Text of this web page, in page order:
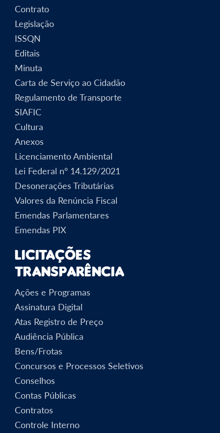
Contrato
Legislação
ISSQN
Editais
Minuta
Carta de Serviço ao Cidadão
Regulamento de Transporte
SIAFIC
Cultura
Anexos
Licenciamento Ambiental
Lei Federal nº 14.129/2021
Desonerações Tributárias
Valores da Renúncia Fiscal
Emendas Parlamentares
Emendas PIX
Licitações
Transparência
Ações e Programas
Assinatura Digital
Atas Registro de Preço
Audiência Pública
Bens/Frotas
Concursos e Processos Seletivos
Conselhos
Contas Públicas
Contratos
Controle Interno